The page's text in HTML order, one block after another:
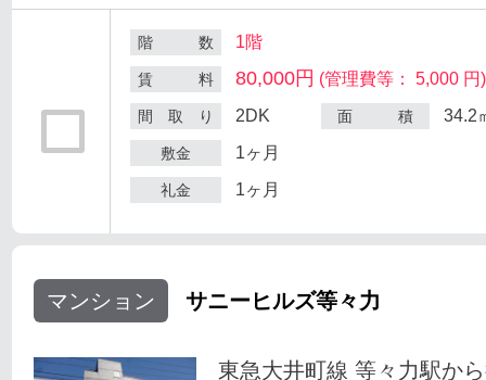
階 数 1階
賃 料 80,000円 (管理費等： 5,000 円)
間 取 り 2DK 面 積 34.2
敷金 1ヶ月
礼金 1ヶ月
マンション サニーヒルズ等々力
東急大井町線 等々力駅か